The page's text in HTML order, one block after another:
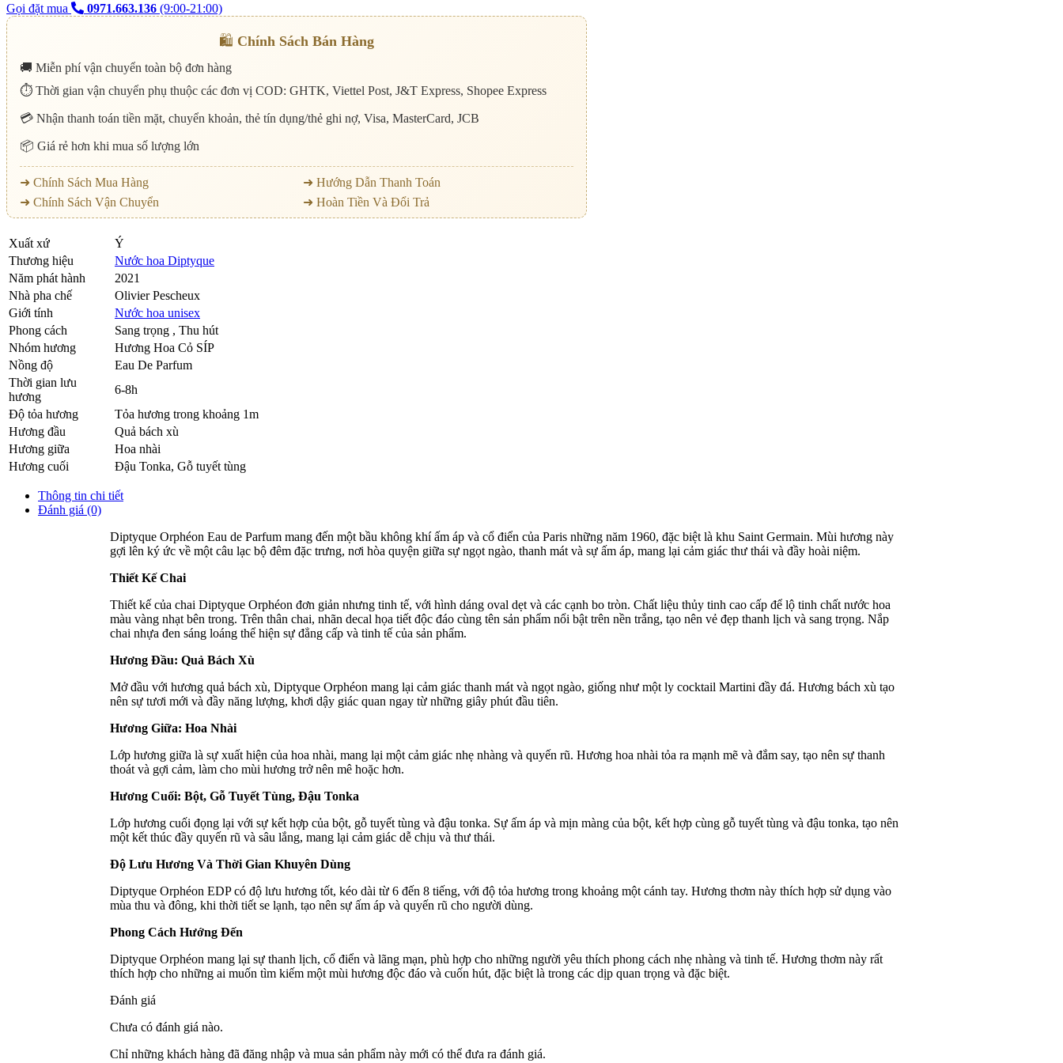
Gọi đặt mua
0971.663.136 (9:00-21:00)
🛍️ Chính Sách Bán Hàng
🚚 Miễn phí vận chuyển toàn bộ đơn hàng
⏱️ Thời gian vận chuyển phụ thuộc các đơn vị COD: GHTK, Viettel Post, J&T Express, Shopee Express
💳 Nhận thanh toán tiền mặt, chuyển khoản, thẻ tín dụng/thẻ ghi nợ, Visa, MasterCard, JCB
📦 Giá rẻ hơn khi mua số lượng lớn
➜ Chính Sách Mua Hàng
➜ Hướng Dẫn Thanh Toán
➜ Chính Sách Vận Chuyển
➜ Hoàn Tiền Và Đổi Trả
Xuất xứ
Ý
Thương hiệu
Nước hoa Diptyque
Năm phát hành
2021
Nhà pha chế
Olivier Pescheux
Giới tính
Nước hoa unisex
Phong cách
Sang trọng , Thu hút
Nhóm hương
Hương Hoa Cỏ SÍP
Nồng độ
Eau De Parfum
Thời gian lưu
hương
6-8h
Độ tỏa hương
Tỏa hương trong khoảng 1m
Hương đầu
Quả bách xù
Hương giữa
Hoa nhài
Hương cuối
Đậu Tonka, Gỗ tuyết tùng
Thông tin chi tiết
Đánh giá (0)
Diptyque Orphéon Eau de Parfum mang đến một bầu không khí ấm áp và cổ điển của Paris những năm 1960, đặc biệt là khu Saint Germain. Mùi hương này
gợi lên ký ức về một câu lạc bộ đêm đặc trưng, nơi hòa quyện giữa sự ngọt ngào, thanh mát và sự ấm áp, mang lại cảm giác thư thái và đầy hoài niệm.
Thiết Kế Chai
Thiết kế của chai Diptyque Orphéon đơn giản nhưng tinh tế, với hình dáng oval dẹt và các cạnh bo tròn. Chất liệu thủy tinh cao cấp để lộ tinh chất nước hoa
màu vàng nhạt bên trong. Trên thân chai, nhãn decal họa tiết độc đáo cùng tên sản phẩm nổi bật trên nền trắng, tạo nên vẻ đẹp thanh lịch và sang trọng. Nắp
chai nhựa đen sáng loáng thể hiện sự đẳng cấp và tinh tế của sản phẩm.
Hương Đầu: Quả Bách Xù
Mở đầu với hương quả bách xù, Diptyque Orphéon mang lại cảm giác thanh mát và ngọt ngào, giống như một ly cocktail Martini đầy đá. Hương bách xù tạo
nên sự tươi mới và đầy năng lượng, khơi dậy giác quan ngay từ những giây phút đầu tiên.
Hương Giữa: Hoa Nhài
Lớp hương giữa là sự xuất hiện của hoa nhài, mang lại một cảm giác nhẹ nhàng và quyến rũ. Hương hoa nhài tỏa ra mạnh mẽ và đắm say, tạo nên sự thanh
thoát và gợi cảm, làm cho mùi hương trở nên mê hoặc hơn.
Hương Cuối: Bột, Gỗ Tuyết Tùng, Đậu Tonka
Lớp hương cuối đọng lại với sự kết hợp của bột, gỗ tuyết tùng và đậu tonka. Sự ấm áp và mịn màng của bột, kết hợp cùng gỗ tuyết tùng và đậu tonka, tạo nên
một kết thúc đầy quyến rũ và sâu lắng, mang lại cảm giác dễ chịu và thư thái.
Độ Lưu Hương Và Thời Gian Khuyên Dùng
Diptyque Orphéon EDP có độ lưu hương tốt, kéo dài từ 6 đến 8 tiếng, với độ tỏa hương trong khoảng một cánh tay. Hương thơm này thích hợp sử dụng vào
mùa thu và đông, khi thời tiết se lạnh, tạo nên sự ấm áp và quyến rũ cho người dùng.
Phong Cách Hướng Đến
Diptyque Orphéon mang lại sự thanh lịch, cổ điển và lãng mạn, phù hợp cho những người yêu thích phong cách nhẹ nhàng và tinh tế. Hương thơm này rất
thích hợp cho những ai muốn tìm kiếm một mùi hương độc đáo và cuốn hút, đặc biệt là trong các dịp quan trọng và đặc biệt.
Đánh giá
Chưa có đánh giá nào.
Chỉ những khách hàng đã đăng nhập và mua sản phẩm này mới có thể đưa ra đánh giá.